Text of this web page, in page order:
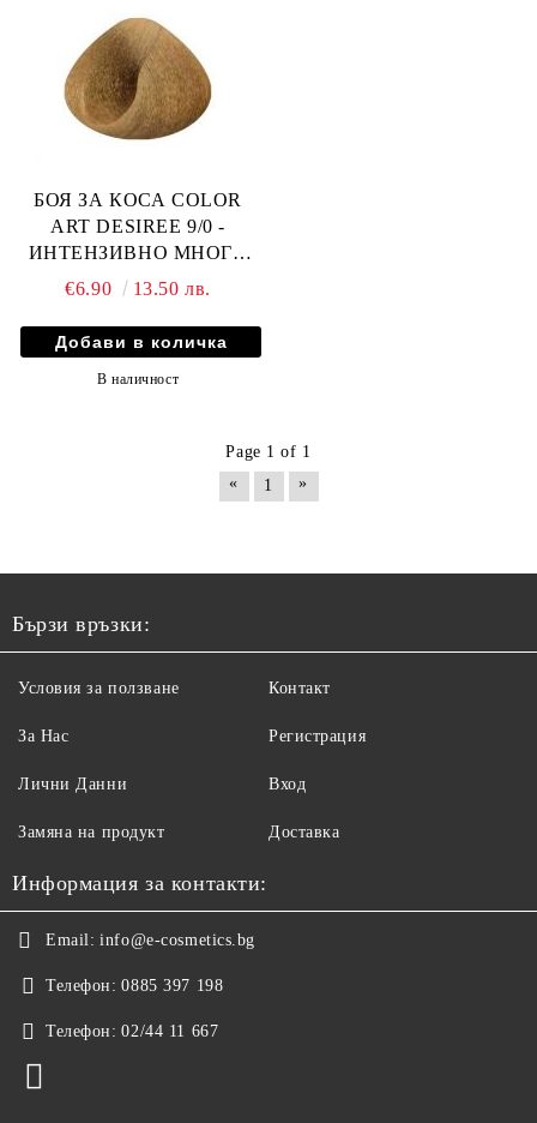
БОЯ ЗА КОСА COLOR
ART DESIREE 9/0 -
ИНТЕНЗИВНО МНОГО
СВЕТЛО РУСО
€6.90 13.50 лв.
В наличност
Page 1 of 1
«
1 »
Бързи връзки:
Условия за ползване
За Нас
Лични Данни
Замяна на продукт
Контакт
Регистрация
Вход
Доставка
Информация за контакти:
Email: info@e-cosmetics.bg
Телефон: 0885 397 198
Телефон: 02/44 11 667